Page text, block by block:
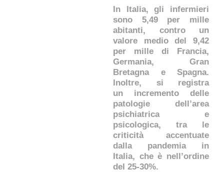
In Italia, gli infermieri
sono 5,49 per mille
abitanti, contro un
valore medio del 9,42
per mille di Francia,
Germania, Gran
Bretagna e Spagna.
Inoltre, si registra
un incremento delle
patologie dell’area
psichiatrica e
psicologica, tra le
criticità accentuate
dalla pandemia in
Italia, che è nell’ordine
del 25-30%.